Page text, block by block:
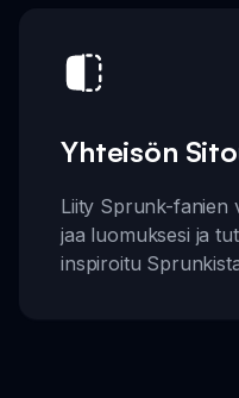
Yhteisön
Liity Sprunk-fanien
jaa luomuksesi ja
inspiroitu